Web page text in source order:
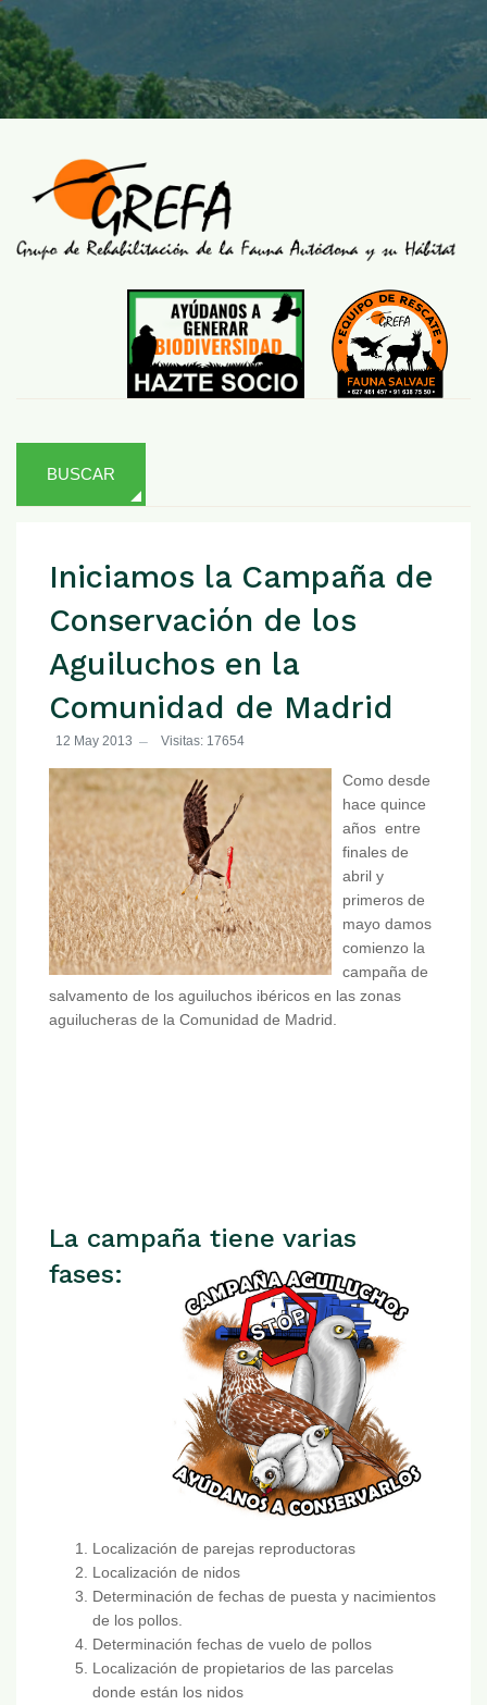
BUSCAR
Iniciamos la Campaña de
Conservación de los
Aguiluchos en la
Comunidad de Madrid
12 May 2013 Visitas: 17654
Como desde
hace quince
años entre
finales de
abril y
primeros de
mayo damos
comienzo la
campaña de
salvamento de los aguiluchos ibéricos en las zonas
aguilucheras de la Comunidad de Madrid.
La campaña tiene varias
fases:
Localización de parejas reproductoras
Localización de nidos
Determinación de fechas de puesta y nacimientos
de los pollos.
Determinación fechas de vuelo de pollos
Localización de propietarios de las parcelas
donde están los nidos